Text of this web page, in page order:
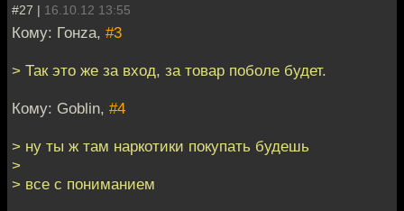
#27 | 16.10.12 13:55
Кому: Гонzа, #3
> Так это же за вход, за товар поболе будет.
Кому: Goblin, #4
> ну ты ж там наркотики покупать будешь
>
> все с пониманием